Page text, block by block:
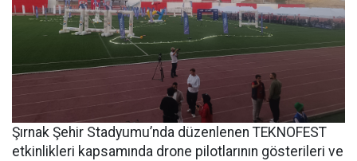
Şırnak Şehir Stadyumu’nda düzenlenen TEKNOFEST
etkinlikleri kapsamında drone pilotlarının gösterileri ve